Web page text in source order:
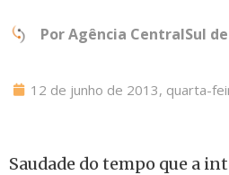
PorAgência CentralSul
12 de junho de 2013, quarta-
Saudade do tempo que a